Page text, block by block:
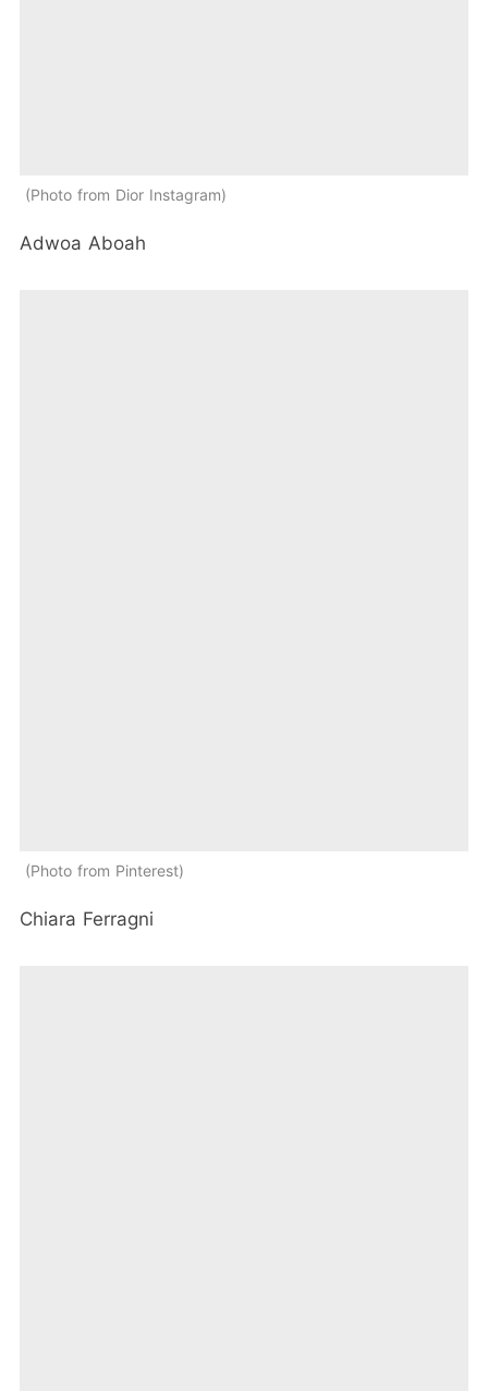
Photo from Dior Instagram
Adwoa Aboah
Photo from Pinterest
Chiara Ferragni